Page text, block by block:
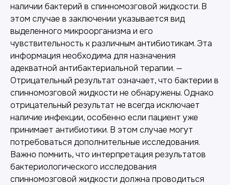
наличии бактерий в спинномозговой жидкости. В
этом случае в заключении указывается вид
выделенного микроорганизма и его
чувствительность к различным антибиотикам. Эта
информация необходима для назначения
адекватной антибактериальной терапии. —
Отрицательный результат означает, что бактерии в
спинномозговой жидкости не обнаружены. Однако
отрицательный результат не всегда исключает
наличие инфекции, особенно если пациент уже
принимает антибиотики. В этом случае могут
потребоваться дополнительные исследования.
Важно помнить, что интерпретация результатов
бактериологического исследования
спинномозговой жидкости должна проводиться